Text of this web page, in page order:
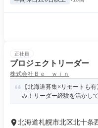
正社員
プロジェクトリーダー
株式会社Ｂｅ ｗｉｎ
【北海道募集×リモートも
み！リーダー経験を活かし
北海道札幌市北区北十条